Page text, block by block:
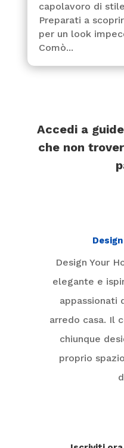
capolavoro di
Preparati a
per un look
Comò...
Accedi a
che non
Design Your
elegante e
appassionati
arredo casa. Il
chiunque
proprio